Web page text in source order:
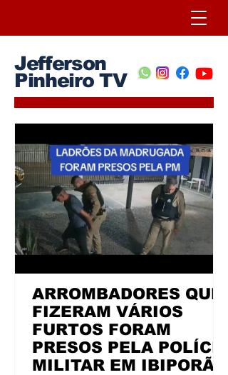
ARROMBADORES QUE
FIZERAM VÁRIOS
FURTOS FORAM
PRESOS PELA POLÍCIA
MILITAR EM IBIPORÃ
Jefferson
Pinheiro TV